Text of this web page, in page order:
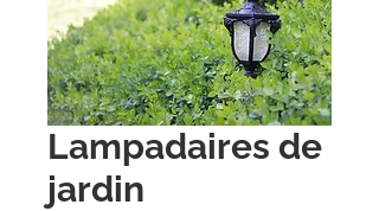
Lampadaires de
jardin